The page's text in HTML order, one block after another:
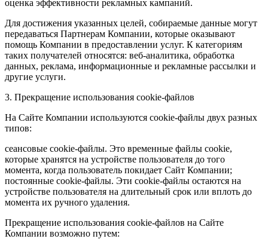
оценка эффективности рекламных кампаний.
Для достижения указанных целей, собираемые данные могут
передаваться Партнерам Компании, которые оказывают
помощь Компании в предоставлении услуг. К категориям
таких получателей относятся: веб-аналитика, обработка
данных, реклама, информационные и рекламные рассылки и
другие услуги.
3. Прекращение использования cookie-файлов
На Сайте Компании используются cookie-файлы двух разных
типов:
сеансовые cookie-файлы. Это временные файлы cookie,
которые хранятся на устройстве пользователя до того
момента, когда пользователь покидает Сайт Компании;
постоянные cookie-файлы. Эти cookie-файлы остаются на
устройстве пользователя на длительный срок или вплоть до
момента их ручного удаления.
Прекращение использования cookie-файлов на Сайте
Компании возможно путем: